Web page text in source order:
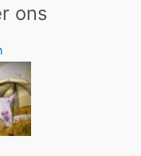
ons